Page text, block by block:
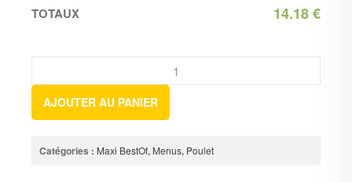
TOTAUX 14.18€
AJOUTER AU PANIER
Catégories : Maxi BestOf, Menus, Poulet